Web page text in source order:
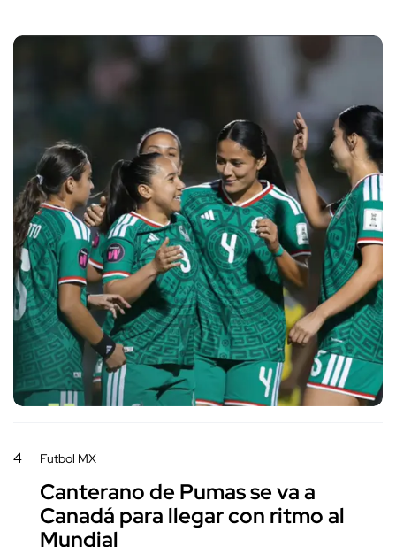
4 Futbol MX
Canterano de Pumas se va a
Canadá para llegar con ritmo al
Mundial